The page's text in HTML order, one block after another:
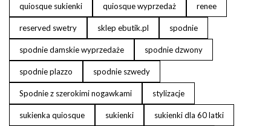
quiosque sukienki quiosque wyprzedaż renee
reserved swetry sklep ebutik.pl spodnie
spodnie damskie wyprzedaże spodnie dzwony
spodnie plazzo spodnie szwedy
Spodnie z szerokimi nogawkami stylizacje
sukienka quiosque sukienki sukienki dla 60 latki